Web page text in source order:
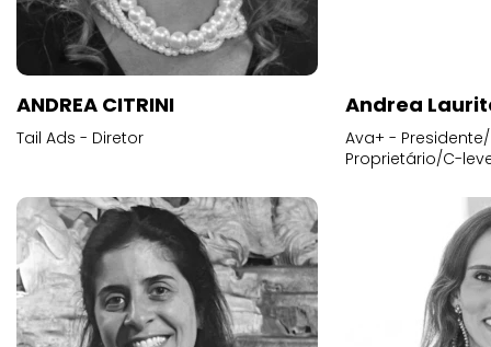
ANDREA CITRINI
Tail Ads - Diretor
Andrea
Ava+ -
Proprietário/C-